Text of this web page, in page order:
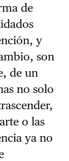
de
y
son
de un
no solo
o las
ya no